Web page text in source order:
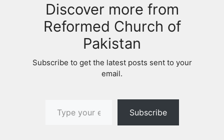
Discover more from
Reformed Church of
Pakistan
Subscribe to get the latest posts sent to your
email.
Subscribe